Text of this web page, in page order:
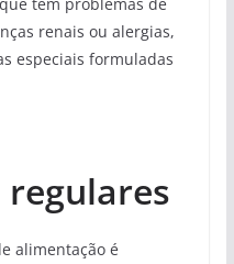
renais ou alergias,
especiais formuladas
alimentação é